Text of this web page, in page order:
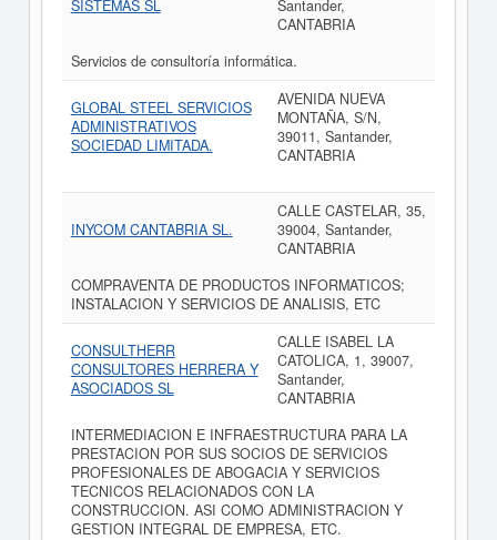
SISTEMAS SL
Santander,
CANTABRIA
Servicios de consultoría informática.
GLOBAL STEEL SERVICIOS
ADMINISTRATIVOS
SOCIEDAD LIMITADA.
AVENIDA NUEVA
MONTAÑA, S/N,
39011, Santander,
CANTABRIA
INYCOM CANTABRIA SL.
CALLE CASTELAR, 35,
39004, Santander,
CANTABRIA
COMPRAVENTA DE PRODUCTOS INFORMATICOS;
INSTALACION Y SERVICIOS DE ANALISIS, ETC
CONSULTHERR
CONSULTORES HERRERA Y
ASOCIADOS SL
CALLE ISABEL LA
CATOLICA, 1, 39007,
Santander,
CANTABRIA
INTERMEDIACION E INFRAESTRUCTURA PARA LA
PRESTACION POR SUS SOCIOS DE SERVICIOS
PROFESIONALES DE ABOGACIA Y SERVICIOS
TECNICOS RELACIONADOS CON LA
CONSTRUCCION. ASI COMO ADMINISTRACION Y
GESTION INTEGRAL DE EMPRESA, ETC.